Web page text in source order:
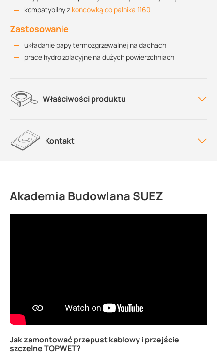
kompatybilny z końcówką do palnika 1160
Zastosowanie
układanie papy termozgrzewalnej na dachach
prace hydroizolacyjne na dużych powierzchniach
Właściwości produktu
Kontakt
Akademia Budowlana SUEZ
Jak zamontować przepust kablowy i przejście
szczelne TOPWET?